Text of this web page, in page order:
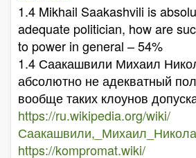
1.4 Mikhail Saakashvili is
adequate politician, how are
to power in general – 54%
1.4 Саакашвили Михаил
абсолютно не адекватный
вообще таких клоунов
https://ru.wikipedia.org/wiki/
https://kompromat.wiki/